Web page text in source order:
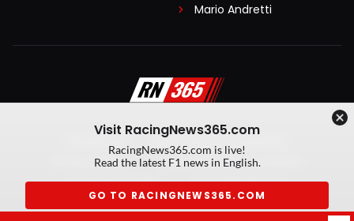
Mario Andretti
Algemene voorwaarden
Privacy Policy
Created by On Your Marks
Privacy manager
Kansspeluitingen
Visit RacingNews365.com
RacingNews365.com is live!
Read the latest F1 news in English.
GO TO RACINGNEWS365.COM